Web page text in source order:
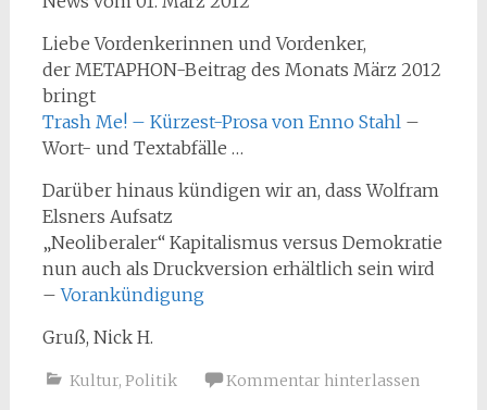
Liebe Vordenkerinnen und Vordenker,
der METAPHON-Beitrag des Monats März 2012
bringt
Trash Me! – Kürzest-Prosa von Enno Stahl–
Wort- und Textabfälle …
Darüber hinaus kündigen wir an, dass Wolfram
Elsners Aufsatz
„Neoliberaler“ Kapitalismus versus Demokratie
nun auch als Druckversion erhältlich sein wird
–Vorankündigung
Gruß, Nick H.
Kultur, Politik Kommentar hinterlassen